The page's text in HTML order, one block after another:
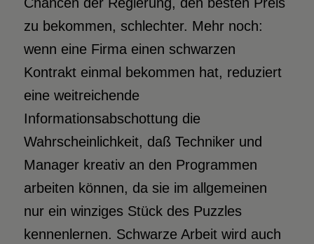
zu bekommen, schlechter. Mehr noch:
wenn eine Firma einen schwarzen
Kontrakt einmal bekommen hat, reduziert
eine weitreichende
Informationsabschottung die
Wahrscheinlichkeit, daß Techniker und
Manager kreativ an den Programmen
arbeiten können, da sie im allgemeinen
nur ein winziges Stück des Puzzles
kennenlernen. Schwarze Arbeit wird auch